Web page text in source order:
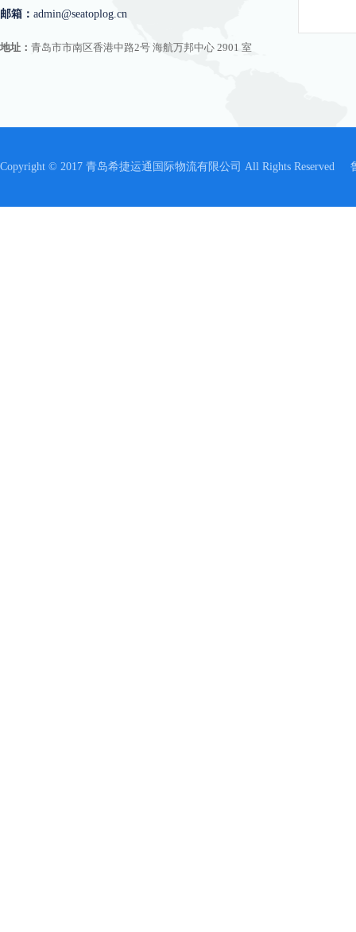
邮箱： admin@seatoplog.cn
地址： 青岛市市南区香港中路2号 海航万邦中心 2901 室
Copyright © 2017 青岛希捷运通国际物流有限公司 All Rights Reserved